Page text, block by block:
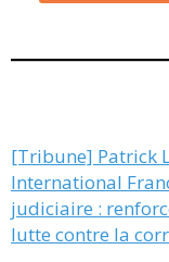
[Tribune] Patrick
International
judiciaire :
lutte contre la